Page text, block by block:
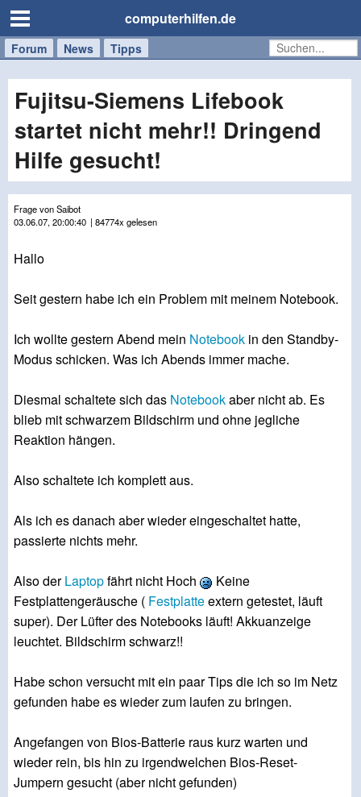
computerhilfen.de
Forum News Tipps
Handy
Tablet
Windows
Mac
Fujitsu-Siemens Lifebook
startet nicht mehr!! Dringend
Hilfe gesucht!
Frage von Saibot
03.06.07, 20:00:40 | 84774x gelesen
Hallo
Seit gestern habe ich ein Problem mit meinem Notebook.
Ich wollte gestern Abend mein Notebook in den Standby-
Modus schicken. Was ich Abends immer mache.
Diesmal schaltete sich das Notebookaber nicht ab. Es
blieb mit schwarzem Bildschirm und ohne jegliche
Reaktion hängen.
Also schaltete ich komplett aus.
Als ich es danach aber wieder eingeschaltet hatte,
passierte nichts mehr.
Also derLaptopfährt nicht Hoch
Keine
Festplattengeräusche ( Festplatteextern getestet, läuft
super). Der Lüfter des Notebooks läuft! Akkuanzeige
leuchtet. Bildschirm schwarz!!
Habe schon versucht mit ein paar Tips die ich so im Netz
gefunden habe es wieder zum laufen zu bringen.
Angefangen von Bios-Batterie raus kurz warten und
wieder rein, bis hin zu irgendwelchen Bios-Reset-
Jumpern gesucht (aber nicht gefunden)